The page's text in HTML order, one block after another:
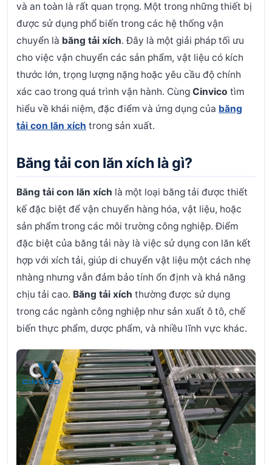
và an toàn là rất quan trọng. Một trong những thiết bị
được sử dụng phổ biến trong các hệ thống vận
chuyển là băng tải xích. Đây là một giải pháp tối ưu
cho việc vận chuyển các sản phẩm, vật liệu có kích
thước lớn, trọng lượng nặng hoặc yêu cầu độ chính
xác cao trong quá trình vận hành. Cùng Cinvico tìm
hiểu về khái niệm, đặc điểm và ứng dụng của băng
tải con lăn xích trong sản xuất.
Băng tải con lăn xích là gì?
Băng tải con lăn xích là một loại băng tải được thiết
kế đặc biệt để vận chuyển hàng hóa, vật liệu, hoặc
sản phẩm trong các môi trường công nghiệp. Điểm
đặc biệt của băng tải này là việc sử dụng con lăn kết
hợp với xích tải, giúp di chuyển vật liệu một cách nhẹ
nhàng nhưng vẫn đảm bảo tính ổn định và khả năng
chịu tải cao. Băng tải xích thường được sử dụng
trong các ngành công nghiệp như sản xuất ô tô, chế
biến thực phẩm, dược phẩm, và nhiều lĩnh vực khác.